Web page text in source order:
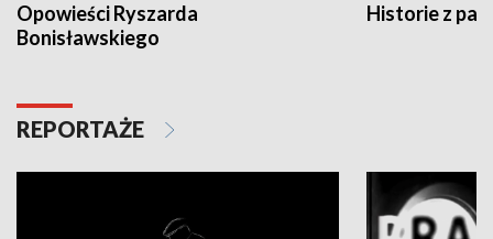
Opowieści Ryszarda
Bonisławskiego
Historie z
REPORTAŻE